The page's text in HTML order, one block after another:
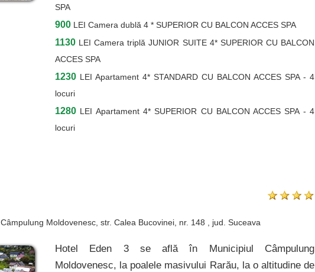
SPA
900 LEI Camera dublă 4 * SUPERIOR CU BALCON ACCES SPA
1130 LEI Camera triplă JUNIOR SUITE 4* SUPERIOR CU BALCON
ACCES SPA
1230 LEI Apartament 4* STANDARD CU BALCON ACCES SPA - 4
locuri
1280 LEI Apartament 4* SUPERIOR CU BALCON ACCES SPA - 4
locuri
Câmpulung Moldovenesc , str. Calea Bucovinei, nr. 148 , jud. Suceava
Hotel Eden 3 se află în Municipiul Câmpulung
Moldovenesc, la poalele masivului Rarău, la o altitudine de